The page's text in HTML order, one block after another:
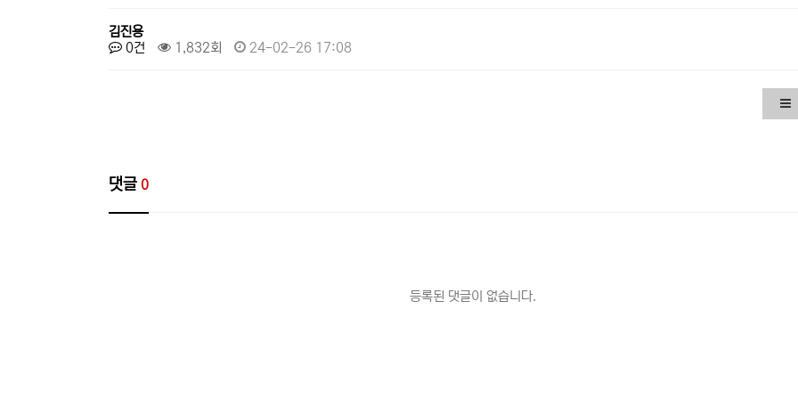
김진용
0건
1,832회 24-02-26 17:08
댓글 0
등록된 댓글이 없습니다.